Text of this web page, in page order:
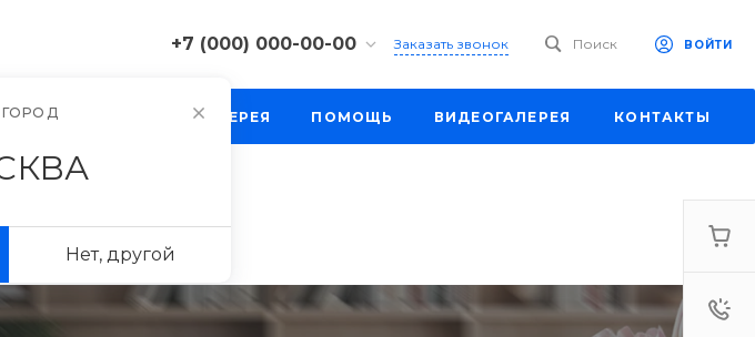
+7 (000) 000-00-00
г. Москва, ул. Шапкина,
г. Москва, ул. Шапкина,
Заказать звонок Поиск ВОЙТИ
ПРОЕКТЫ ФОТОГАЛЕРЕЯ ПОМОЩЬ ВИДЕОГАЛЕРЕЯ КОНТАКТЫ
Нет, другой